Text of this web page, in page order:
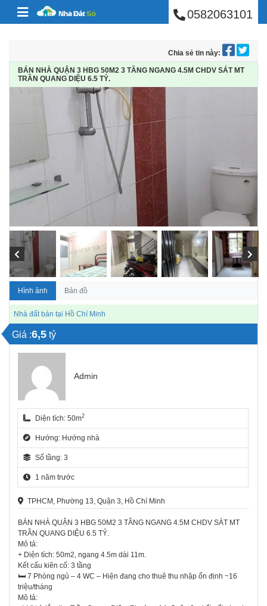
Skip to content BÁN NHÀ PHÚ0582063101
Chia sẻ tin này:
BÁN NHÀ QUẬN 3 HBG 50M2 3 TẦNG NGANG 4.5M CHDV SÁT MT
TRẦN QUANG DIỆU 6.5 TỶ.
Hình ảnh Bản đồ
Nhà đất bán tại Hồ Chí Minh
Giá :6,5 tỷ
Admin
Diện tích: 50m2
Hướng: Hướng nhà
Số tầng: 3
1 năm trước
TPHCM, Phường 13, Quận 3, Hồ Chí Minh
BÁN NHÀ QUẬN 3 HBG 50M2 3 TẦNG NGANG 4.5M CHDV SÁT MT
TRẦN QUANG DIỆU 6.5 TỶ.
Mô tả:
+ Diện tích: 50m2, ngang 4.5m dài 11m.
Kết cấu kiên cố: 3 tầng
🛏 7 Phòng ngủ – 4 WC – Hiện đang cho thuê thu nhập ổn định ~16
triệu/tháng
Mô tả: